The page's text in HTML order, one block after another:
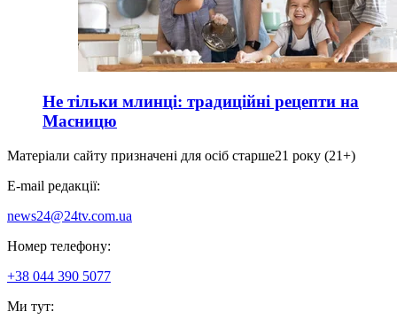
Не тільки млинці: традиційні рецепти на
Масницю
Матеріали сайту призначені для осіб старше21 року (21+)
E-mail редакції:
news24@24tv.com.ua
Номер телефону:
+38 044 390 5077
Ми тут: